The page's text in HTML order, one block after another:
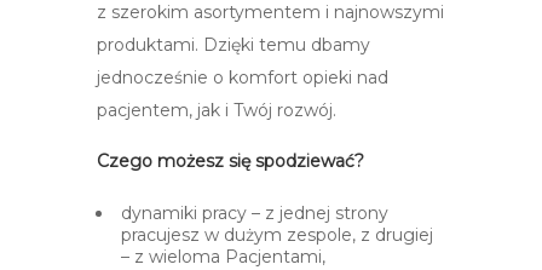
z szerokim asortymentem i najnowszymi
produktami. Dzięki temu dbamy
jednocześnie o komfort opieki nad
pacjentem, jak i Twój rozwój.
Czego możesz się spodziewać?
dynamiki pracy – z jednej strony
pracujesz w dużym zespole, z drugiej
– z wieloma Pacjentami,